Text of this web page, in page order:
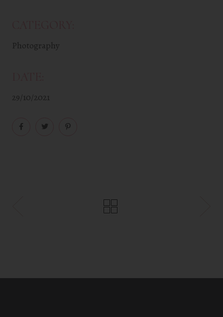
Photography
29/10/2021